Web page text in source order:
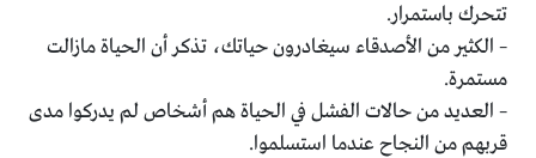
تتحرك باستمرار.
– الكثير من الأصدقاء سيغادرون حياتك، تذكر أن الحياة مازالت
مستمرة.
– العديد من حالات الفشل في الحياة هم أشخاص لم يدركوا مدى
قربهم من النجاح عندما استسلموا.